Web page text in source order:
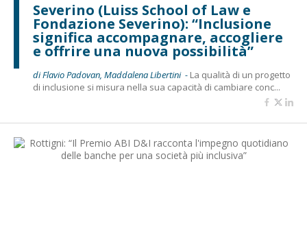
Severino (Luiss School of Law e
Fondazione Severino): “Inclusione
significa accompagnare, accogliere
e offrire una nuova possibilità”
di Flavio Padovan, Maddalena Libertini - La qualità di un progetto
di inclusione si misura nella sua capacità di cambiare conc...